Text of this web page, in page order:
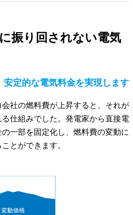
振り回されない電気
安定的な電気料金を実現します
社の燃料費が上昇すると、それが
仕組みでした。発電家から直接電
一部を固定化し、燃料費の変動に
とができます。